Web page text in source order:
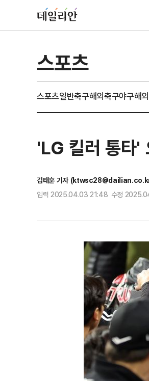
스포츠
스포츠일반축구해외축구야구해
'LG 킬러 통타'
김태훈 기자
입력 2025.04.03 21:48 수정